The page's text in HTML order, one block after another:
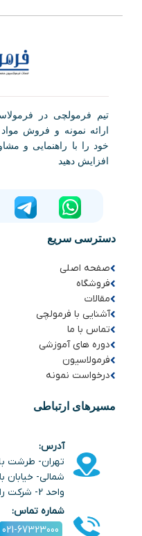
تیم فرمولچی در
ارائه نمونه و فروش
خود را با راهنمایی و
افزایش دهید
دسترسی سریع
صفحه اصلی
فروشگاه
مقالات
آشنایی با فرمولچی
تماس با ما
دوره های آموزشی
فرمولاسیون
درخواست نمونه
مسیرهای ارتباطی
آدرس:
تهران- طرشت
واحد 2- شرکت رایان شیمی شریف
شماره تماس:
021-67323000